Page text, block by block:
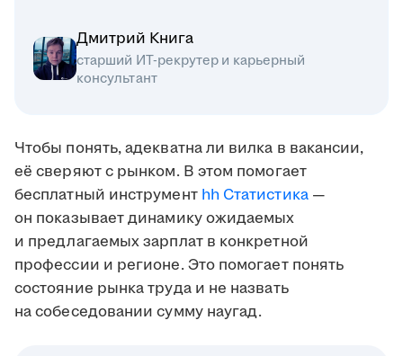
Дмитрий Книга
старший ИТ-рекрутер и карьерный
консультант
Чтобы понять, адекватна ли вилка в вакансии,
её сверяют с рынком. В этом помогает
бесплатный инструмент hh Статистика—
он показывает динамику ожидаемых
и предлагаемых зарплат в конкретной
профессии и регионе. Это помогает понять
состояние рынка труда и не назвать
на собеседовании сумму наугад.